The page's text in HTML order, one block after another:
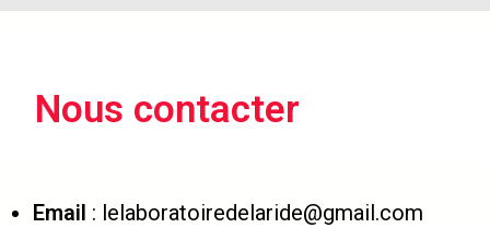
Nous contacter
Email : lelaboratoiredelaride@gmail.com